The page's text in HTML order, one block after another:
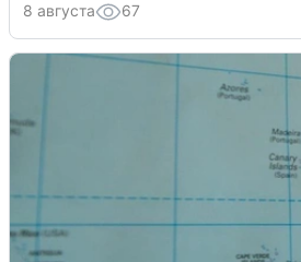
8 августа 67